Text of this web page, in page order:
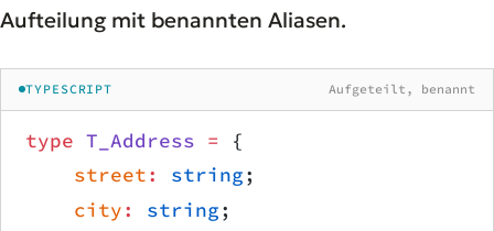
Aufteilung mit benannten Aliasen.
TYPESCRIPT Aufgeteilt, benannt
type T_Address = {
    street
: string;
    city
: string;